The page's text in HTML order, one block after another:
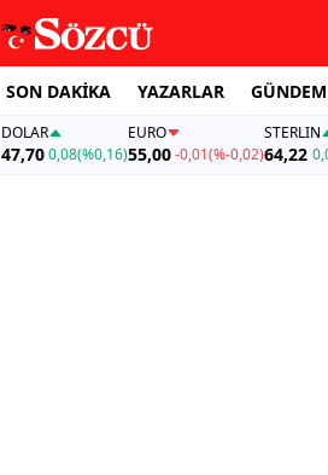
SON DAKİKA YAZARLAR GÜNDEM
DOLAR
47,700,08(%0,16)
EURO
55,00 -0,01(%-0,02)
STERLIN
64,22